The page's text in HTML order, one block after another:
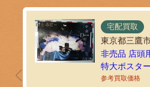
宅配買取
東京都三鷹
非売品 店頭
特大ポスタ
りいただきま